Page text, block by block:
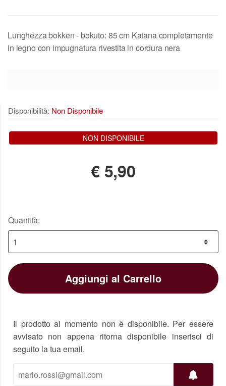
Lunghezza bokken - bokuto: 85 cm Katana completamente
in legno con impugnatura rivestita in cordura nera
Disponibilità: Non Disponibile
NON DISPONIBILE
€ 5,90
Quantità:
Aggiungi al Carrello
Il prodotto al momento non è disponibile. Per essere
avvisato non appena ritorna disponibile inserisci di
seguito la tua email.